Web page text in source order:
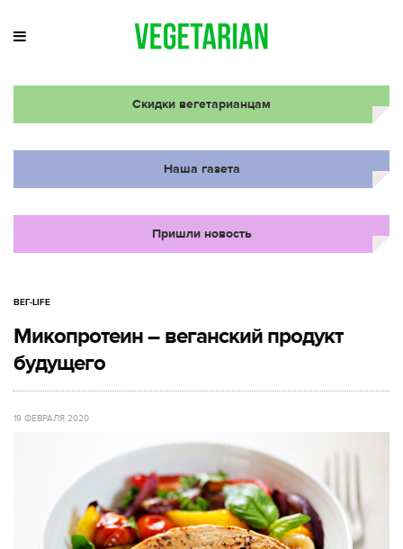
Скидки вегетарианцам
Наша газета
Пришли новость
ВЕГ-LIFE
Микопротеин – веганский продукт
будущего
19 ФЕВРАЛЯ 2020